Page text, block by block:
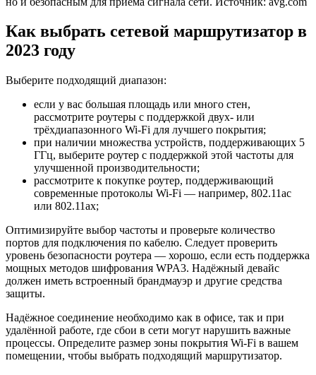
Как выбрать сетевой маршрутизатор в
2023 году
Выберите подходящий диапазон:
если у вас большая площадь или много стен,
рассмотрите роутеры с поддержкой двух- или
трёхдиапазонного Wi-Fi для лучшего покрытия;
при наличии множества устройств, поддерживающих 5
ГГц, выберите роутер с поддержкой этой частоты для
улучшенной производительности;
рассмотрите к покупке роутер, поддерживающий
современные протоколы Wi-Fi — например, 802.11ac
или 802.11ax;
Оптимизируйте выбор частоты и проверьте количество
портов для подключения по кабелю. Следует проверить
уровень безопасности роутера — хорошо, если есть поддержка
мощных методов шифрования WPA3. Надёжный девайс
должен иметь встроенный брандмауэр и другие средства
защиты.
Надёжное соединение необходимо как в офисе, так и при
удалённой работе, где сбои в сети могут нарушить важные
процессы. Определите размер зоны покрытия Wi-Fi в вашем
помещении, чтобы выбрать подходящий маршрутизатор.